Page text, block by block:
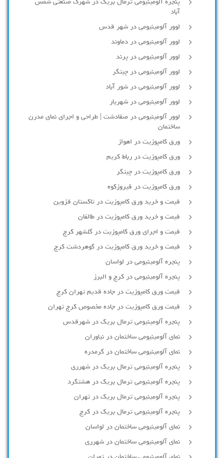
پنجره آلومینیومی ترمال بریک در شهرک صنعتی شمس
آباد
لوور آلومینیومی در شهر قدس
لوور آلومینیومی در دماوند
لوور آلومینیومی در پرند
لوور آلومینیومی در چیتگر
لوور آلومینیومی در شور آباد
لوور آلومينيومي در شهريار
لوور آلومینیومی در صفادشت | طراحی و اجرای نمای مدرن
ساختمان
ورق کامپوزیت در اهواز
ورق کامپوزیت در رباط کریم
ورق کامپوزیت در چیتگر
ورق کامپوزیت در فیروزکوه
قیمت و خرید ورق کامپوزیت در تاکستان قزوین
قیمت و خرید ورق کامپوزیت در طالقان
قیمت و اجرای ورق کامپوزیت در گلشهر کرج
قیمت و خرید ورق کامپوزیت در گوهردشت کرج
پنجره آلومینیومی در لواسان
پنجره آلومینیومی در کرج و البرز
قیمت ورق کامپوزیت در جاده قدیم تهران کرج
قیمت ورق کامپوزیت در جاده مخصوص کرج تهران
پنجره آلومینیومی ترمال بریک در شهرقدس
نمای آلومینیومی ساختمان در نیاوران
نمای آلومینیومی ساختمان در گرمدره
پنجره آلومینیومی ترمال بریک در شهرری
پنجره آلومینیومی ترمال بریک در هشتگرد
پنجره آلومینیومی ترمال بریک در تهران
پنجره آلومینیومی ترمال بریک در کرج
نمای آلومینیومی ساختمان در لواسان
نمای آلومینیومی ساختمان در شهرری